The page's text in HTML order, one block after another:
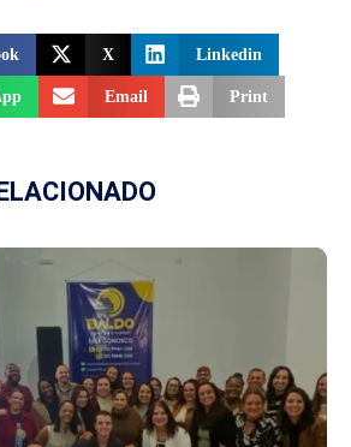
X Linkedin
Email Print